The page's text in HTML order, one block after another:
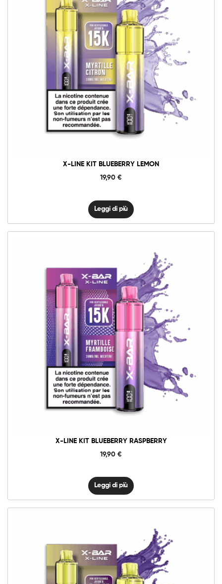
X-LINE KIT BLUEBERRY LEMON
19,90 €
Leggi di più
X-LINE KIT BLUEBERRY RASPBERRY
19,90 €
Leggi di più